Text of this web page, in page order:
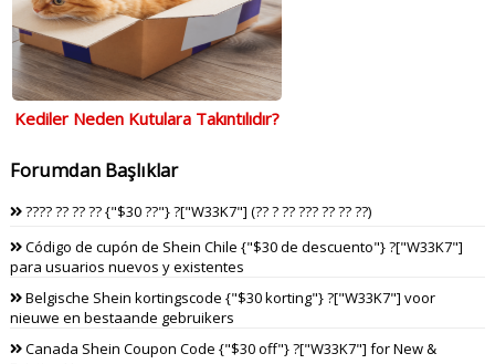
Kediler Neden Kutulara Takıntılıdır?
Forumdan Başlıklar
???? ?? ?? ?? {"$30 ??"} ?["W33K7"] (?? ? ?? ??? ?? ?? ??)
Código de cupón de Shein Chile {"$30 de descuento"} ?["W33K7"]
para usuarios nuevos y existentes
Belgische Shein kortingscode {"$30 korting"} ?["W33K7"] voor
nieuwe en bestaande gebruikers
Canada Shein Coupon Code {"$30 off"} ?["W33K7"] for New &